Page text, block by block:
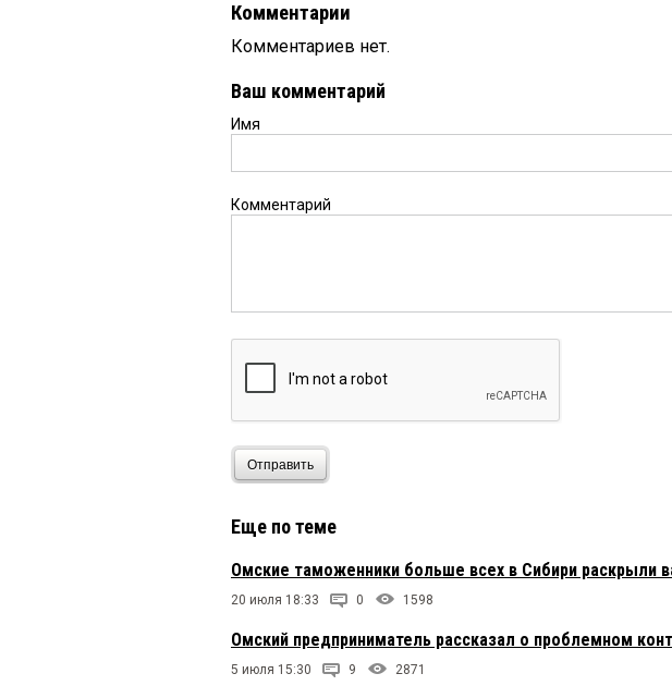
Комментарии
Комментариев нет.
Ваш комментарий
Имя
Комментарий
Отправить
Еще по теме
Омские таможенники больше всех в Сибири раскрыли
20 июля 18:33 0 1598
Омский предприниматель рассказал о проблемном
5 июля 15:30 9 2871